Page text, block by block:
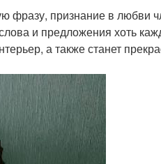
фразу, признание в любви
и предложения хоть
а также станет